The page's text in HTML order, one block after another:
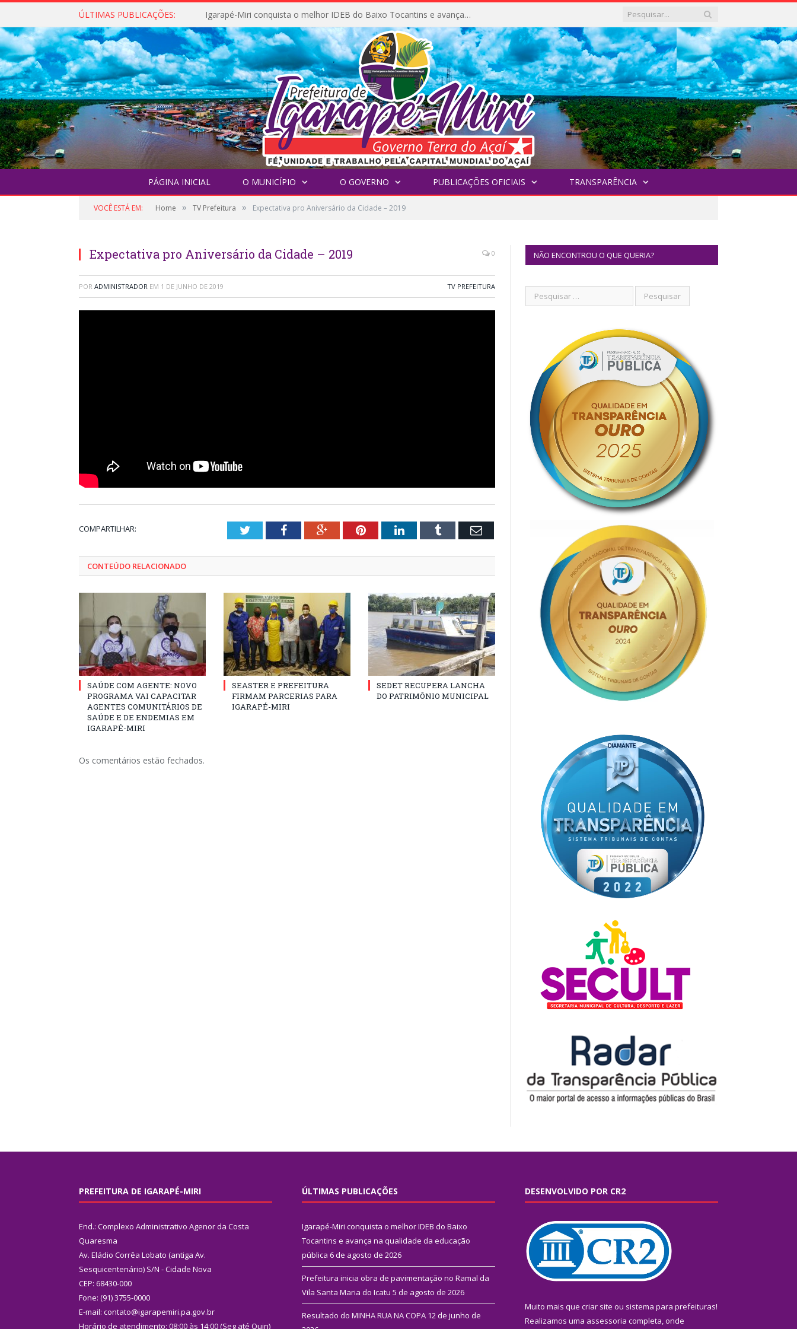
ÚLTIMAS PUBLICAÇÕES: Igarapé-Miri conquista o melhor IDEB do Baixo Tocantins e avança na qualidade da educação pública
PÁGINA INICIAL O MUNICÍPIO O GOVERNO PUBLICAÇÕES OFICIAIS TRANSPARÊNCIA
VOCÊ ESTÁ EM: Home » TV Prefeitura » Expectativa pro Aniversário da Cidade – 2019
Expectativa pro Aniversário da Cidade – 2019 0
POR ADMINISTRADOR EM 1 DE JUNHO DE 2019 TV PREFEITURA
COMPARTILHAR: TwitterFacebookGoogle+PinterestLinkedInTumblr Email
CONTEÚDO RELACIONADO
SAÚDE COM AGENTE: NOVO
PROGRAMA VAI CAPACITAR
AGENTES COMUNITÁRIOS DE
SAÚDE E DE ENDEMIAS EM
IGARAPÉ-MIRI
SEASTER E PREFEITURA
FIRMAM PARCERIAS PARA
IGARAPÉ-MIRI
SEDET RECUPERA LANCHA
DO PATRIMÔNIO MUNICIPAL
Os comentários estão fechados.
NÃO ENCONTROU O QUE QUERIA?
PREFEITURA DE IGARAPÉ-MIRI
End.: Complexo Administrativo Agenor da Costa
Quaresma
Av. Eládio Corrêa Lobato (antiga Av.
Sesquicentenário) S/N - Cidade Nova
CEP: 68430-000
Fone: (91) 3755-0000
E-mail: contato@igarapemiri.pa.gov.br
Horário de atendimento: 08:00 às 14:00 (Seg até Quin)
ÚLTIMAS PUBLICAÇÕES
Igarapé-Miri conquista o melhor IDEB do Baixo
Tocantins e avança na qualidade da educação
pública 6 de agosto de 2026
Prefeitura inicia obra de pavimentação no Ramal da
Vila Santa Maria do Icatu 5 de agosto de 2026
Resultado do MINHA RUA NA COPA 12 de junho de
DESENVOLVIDO POR CR2
Muito mais que criar site ou sistema para prefeituras!
Realizamos uma assessoria completa, onde